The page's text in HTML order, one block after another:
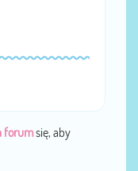
forumsię, aby